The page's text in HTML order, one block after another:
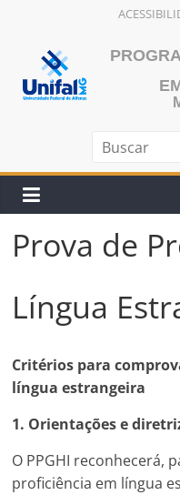
conteúdo
Prova de
Língua
Critérios para
língua estrangeira
1. Orientações e
O PPGHI reconhecerá,
proficiência em língua